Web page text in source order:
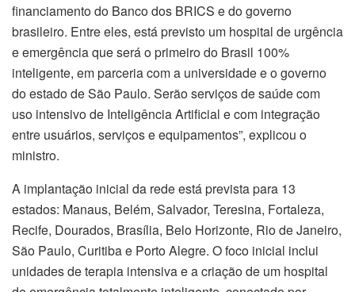
financiamento do Banco dos BRICS e do governo
brasileiro. Entre eles, está previsto um hospital de urgência
e emergência que será o primeiro do Brasil 100%
inteligente, em parceria com a universidade e o governo
do estado de São Paulo. Serão serviços de saúde com
uso intensivo de Inteligência Artificial e com integração
entre usuários, serviços e equipamentos”, explicou o
ministro.
A implantação inicial da rede está prevista para 13
estados: Manaus, Belém, Salvador, Teresina, Fortaleza,
Recife, Dourados, Brasília, Belo Horizonte, Rio de Janeiro,
São Paulo, Curitiba e Porto Alegre. O foco inicial inclui
unidades de terapia intensiva e a criação de um hospital